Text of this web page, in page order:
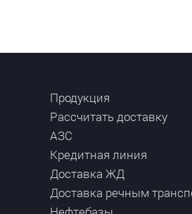
Продукция
Рассчитать доставку
АЗС
Кредитная линия
Доставка ЖД
Доставка речным